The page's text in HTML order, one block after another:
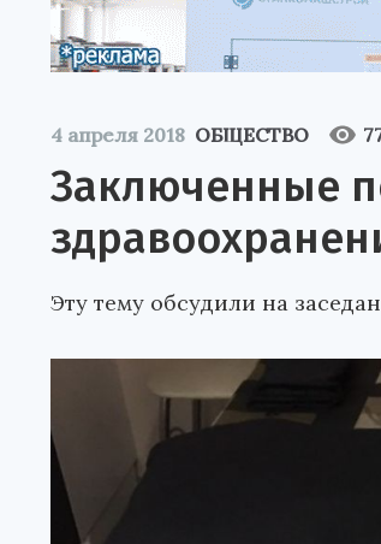
4 апреля 2018 ОБЩЕСТВО
Заключенные
Эту тему обсудили на